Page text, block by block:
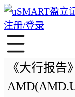
注册/登录
《大行报告